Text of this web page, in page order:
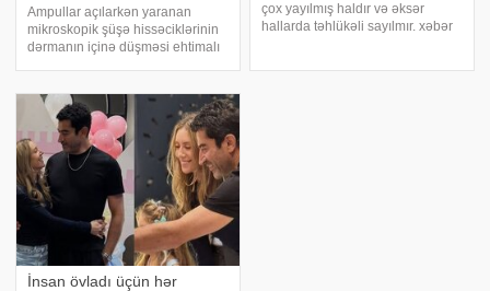
Ampullar açılarkən yaranan
mikroskopik şüşə hissəciklərinin
dərmanın içinə düşməsi ehtimalı
mövzularından biridir. -ın
məlumatına görə, yavaş çəkilişlə
aparıla
çox yayılmış haldır və əksər
hallarda təhlükəli sayılmır. xəbər
İnsan övladı üçün hər